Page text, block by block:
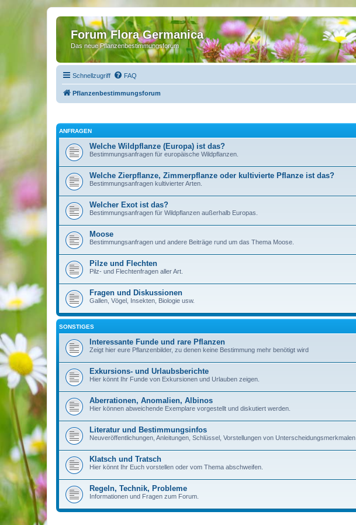
Forum Flora Germanica
Das neue Pflanzenbestimmungsforum
Schnellzugriff FAQ
Pflanzenbestimmungsforum
ANFRAGEN
Welche Wildpflanze (Europa) ist das?
Bestimmungsanfragen für europäische Wildpflanzen.
Welche Zierpflanze, Zimmerpflanze oder kultivierte Pflanze ist das?
Bestimmungsanfragen kultivierter Arten.
Welcher Exot ist das?
Bestimmungsanfragen für Wildpflanzen außerhalb Europas.
Moose
Bestimmungsanfragen und andere Beiträge rund um das Thema Moose.
Pilze und Flechten
Pilz- und Flechtenfragen aller Art.
Fragen und Diskussionen
Gallen, Vögel, Insekten, Biologie usw.
SONSTIGES
Interessante Funde und rare Pflanzen
Zeigt hier eure Pflanzenbilder, zu denen keine Bestimmung mehr benötigt wird
Exkursions- und Urlaubsberichte
Hier könnt Ihr Funde von Exkursionen und Urlauben zeigen.
Aberrationen, Anomalien, Albinos
Hier können abweichende Exemplare vorgestellt und diskutiert werden.
Literatur und Bestimmungsinfos
Neuveröffentlichungen, Anleitungen, Schlüssel, Vorstellungen von Unterscheidungsmerkmalen
Klatsch und Tratsch
Hier könnt Ihr Euch vorstellen oder vom Thema abschweifen.
Regeln, Technik, Probleme
Informationen und Fragen zum Forum.